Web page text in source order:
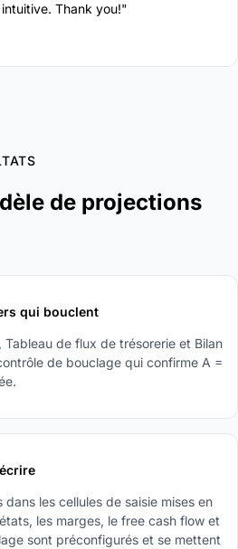
Thank you!"
de projections
qui bouclent
de flux de trésorerie et Bilan
de bouclage qui confirme A =
dans les cellules de saisie mises en
les marges, le free cash flow et
sont préconfigurés et se mettent